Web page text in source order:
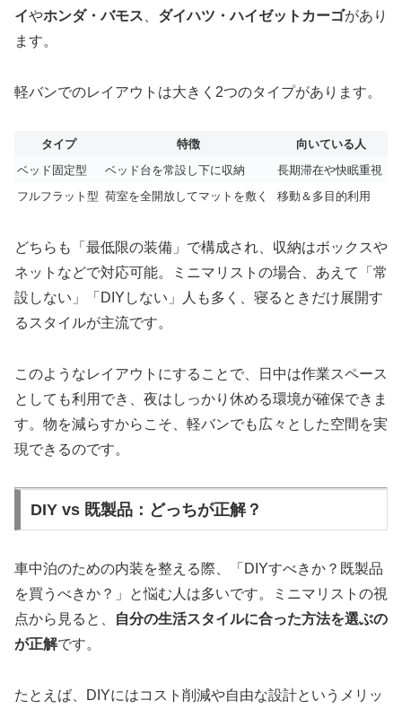
イやホンダ・バモス、 ダイハツ・ハイゼットカーゴがあり
ます。
軽バンでのレイアウトは大きく2つのタイプがあります。
タイプ 特徴
向いている人
ベッド固定型
ベッド台を常設し下に収納
長期滞在や快眠重視
フルフラット型 荷室を全開放してマットを敷く 移動＆多目的利用
どちらも「最低限の装備」で構成され、収納はボックスや
ネットなどで対応可能。ミニマリストの場合、あえて「常
設しない」「DIYしない」人も多く、寝るときだけ展開す
るスタイルが主流です。
このようなレイアウトにすることで、日中は作業スペース
としても利用でき、夜はしっかり休める環境が確保できま
す。物を減らすからこそ、軽バンでも広々とした空間を実
現できるのです。
DIY vs 既製品：どっちが正解？
車中泊のための内装を整える際、「DIYすべきか？既製品
を買うべきか？」と悩む人は多いです。ミニマリストの視
点から見ると、
自分の生活スタイルに合った方法を選ぶの
が正解です。
たとえば、DIYにはコスト削減や自由な設計というメリッ